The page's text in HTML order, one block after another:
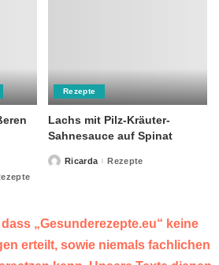
Rezepte
Lachs mit Pilz-Kräuter-
Sahnesauce auf Spinat
PostedRicarda Rezepte
„Gesunderezepte.eu“ keine
erteilt, sowie niemals fachlichen